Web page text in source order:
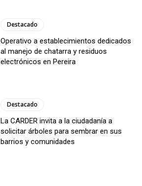
Destacado
Operativo a establecimientos dedicados
al manejo de chatarra y residuos
electrónicos en Pereira
Destacado
La CARDER invita a la ciudadanía a
solicitar árboles para sembrar en sus
barrios y comunidades